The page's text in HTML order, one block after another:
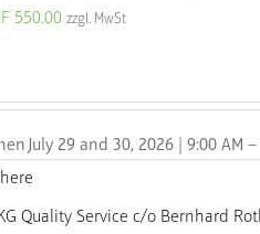
550.00 zzgl. MwSt
July 29 and 30, 2026 | 9:00 AM
Quality Servicec/o Bernhard